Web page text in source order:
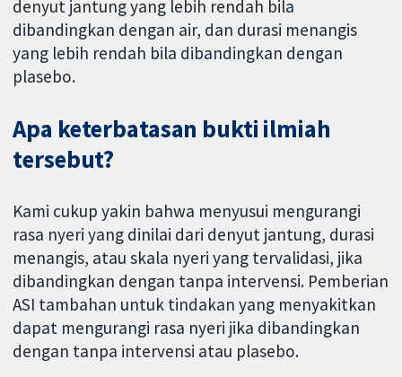
denyut jantung yang lebih rendah bila
dibandingkan dengan air, dan durasi menangis
yang lebih rendah bila dibandingkan dengan
plasebo.
Apa keterbatasan bukti ilmiah
tersebut?
Kami cukup yakin bahwa menyusui mengurangi
rasa nyeri yang dinilai dari denyut jantung, durasi
menangis, atau skala nyeri yang tervalidasi, jika
dibandingkan dengan tanpa intervensi. Pemberian
ASI tambahan untuk tindakan yang menyakitkan
dapat mengurangi rasa nyeri jika dibandingkan
dengan tanpa intervensi atau plasebo.